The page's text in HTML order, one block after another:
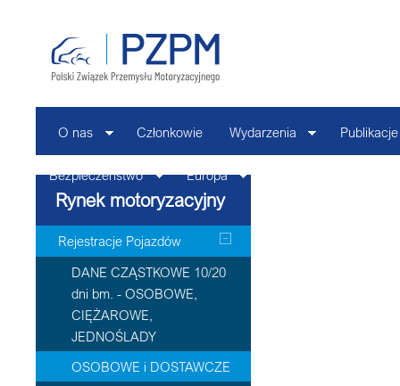
O nas Członkowie Wydarzenia Publikacje
Bezpieczeństwo Europa
Rynek motoryzacyjny
Rejestracje Pojazdów
DANE CZĄSTKOWE 10/20
dni bm. - OSOBOWE,
CIĘŻAROWE,
JEDNOŚLADY
OSOBOWE i DOSTAWCZE